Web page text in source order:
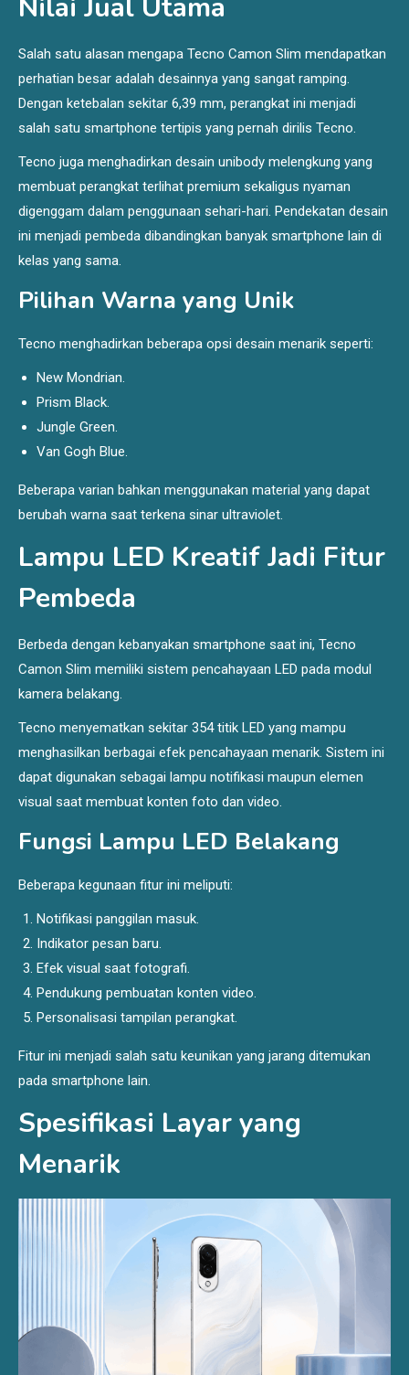
Nilai Jual Utama
Salah satu alasan mengapa Tecno Camon Slim mendapatkan
perhatian besar adalah desainnya yang sangat ramping.
Dengan ketebalan sekitar 6,39 mm, perangkat ini menjadi
salah satu smartphone tertipis yang pernah dirilis Tecno.
Tecno juga menghadirkan desain unibody melengkung yang
membuat perangkat terlihat premium sekaligus nyaman
digenggam dalam penggunaan sehari-hari. Pendekatan desain
ini menjadi pembeda dibandingkan banyak smartphone lain di
kelas yang sama.
Pilihan Warna yang Unik
Tecno menghadirkan beberapa opsi desain menarik seperti:
New Mondrian.
Prism Black.
Jungle Green.
Van Gogh Blue.
Beberapa varian bahkan menggunakan material yang dapat
berubah warna saat terkena sinar ultraviolet.
Lampu LED Kreatif Jadi Fitur
Pembeda
Berbeda dengan kebanyakan smartphone saat ini, Tecno
Camon Slim memiliki sistem pencahayaan LED pada modul
kamera belakang.
Tecno menyematkan sekitar 354 titik LED yang mampu
menghasilkan berbagai efek pencahayaan menarik. Sistem ini
dapat digunakan sebagai lampu notifikasi maupun elemen
visual saat membuat konten foto dan video.
Fungsi Lampu LED Belakang
Beberapa kegunaan fitur ini meliputi:
Notifikasi panggilan masuk.
Indikator pesan baru.
Efek visual saat fotografi.
Pendukung pembuatan konten video.
Personalisasi tampilan perangkat.
Fitur ini menjadi salah satu keunikan yang jarang ditemukan
pada smartphone lain.
Spesifikasi Layar yang
Menarik